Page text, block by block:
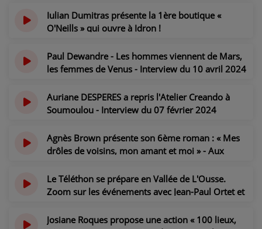
Iulian Dumitras présente la 1ère boutique «
O'Neills » qui ouvre à Idron !
Paul Dewandre - Les hommes viennent de Mars,
les femmes de Venus - Interview du 10 avril 2024
Auriane DESPERES a repris l'Atelier Creando à
Soumoulou - Interview du 07 février 2024
Agnès Brown présente son 6ème roman : « Mes
drôles de voisins, mon amant et moi » - Aux
il y a 2 ans
Le Téléthon se prépare en Vallée de L'Ousse.
Zoom sur les événements avec Jean-Paul Ortet et
il y a 2 ans
Josiane Roques propose une action « 100 lieux,